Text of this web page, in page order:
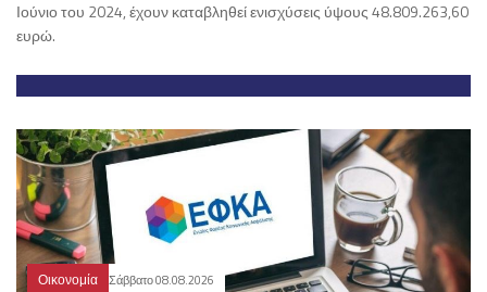
Ιούνιο του 2024, έχουν καταβληθεί ενισχύσεις ύψους 48.809.263,60
ευρώ.
Οικονομία Σάββατο 08.08.2026